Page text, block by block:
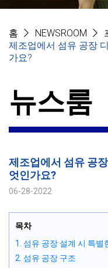
홈 NEWSROOM
제조업에서 섬유 공장
가요?
뉴스룸
제조업에서 섬유 공
엇인가요?
06-28-2022
목차
1. 섬유 공장 설계 시 특별
2. 섬유 공장 구조